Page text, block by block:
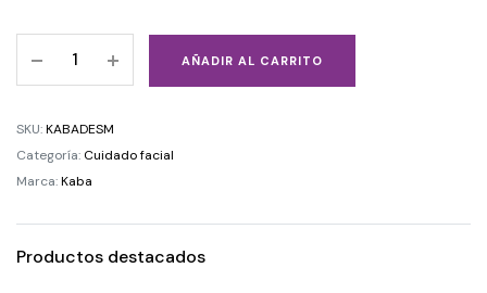
AÑADIR AL CARRITO
SKU:KABADESM
Categoría: Cuidado facial
Marca:Kaba
Productos destacados